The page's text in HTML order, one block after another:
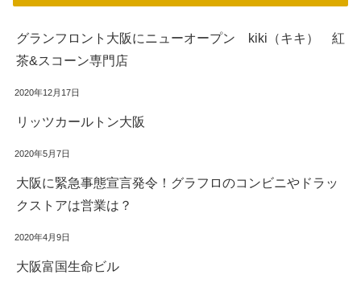
グランフロント大阪にニューオープン kiki（キキ） 紅
茶&スコーン専門店
2020年12月17日
リッツカールトン大阪
2020年5月7日
大阪に緊急事態宣言発令！グラフロのコンビニやドラッ
クストアは営業は？
2020年4月9日
大阪富国生命ビル